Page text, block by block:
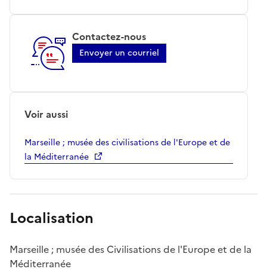
Contactez-nous
Envoyer un courriel
Voir aussi
Marseille ; musée des civilisations de l'Europe et de
la Méditerranée
Localisation
Marseille ; musée des Civilisations de l'Europe et de la
Méditerranée